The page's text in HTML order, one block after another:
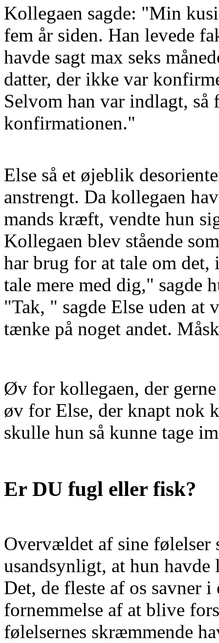
Kollegaen sagde: "Min
fem år siden. Han levede
havde sagt max seks
datter, der ikke var
Selvom han var indlagt,
konfirmationen."
Else så et øjeblik
anstrengt. Da kollegaen
mands kræft, vendte hun
Kollegaen blev stående
har brug for at tale om det,
tale mere med dig," sagde
"Tak, " sagde Else uden
tænke på noget andet.
Øv for kollegaen, der
øv for Else, der knapt nok
skulle hun så kunne tage
Er DU fugl eller fisk?
Overvældet af sine følelser
usandsynligt, at hun
Det, de fleste af os savner
fornemmelse af at blive
følelsernes skræmmende